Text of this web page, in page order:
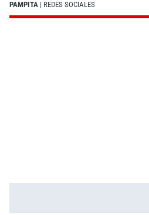
PAMPITA | REDES SOCIALES